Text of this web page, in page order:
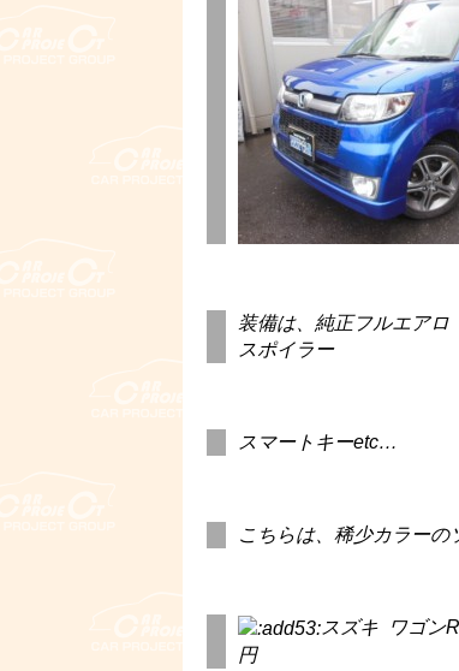
装備は、純正フルエア
スポイラー
スマートキーetc…
こちらは、稀少カラーの
スズキ ワゴ
円